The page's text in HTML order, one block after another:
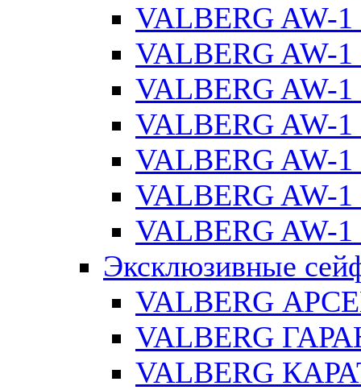
VALBERG AW-1
VALBERG AW-1
VALBERG AW-1
VALBERG AW-1
VALBERG AW-1
VALBERG AW-1
VALBERG AW-1
Эксклюзивные
VALBERG
VALBERG
VALBERG